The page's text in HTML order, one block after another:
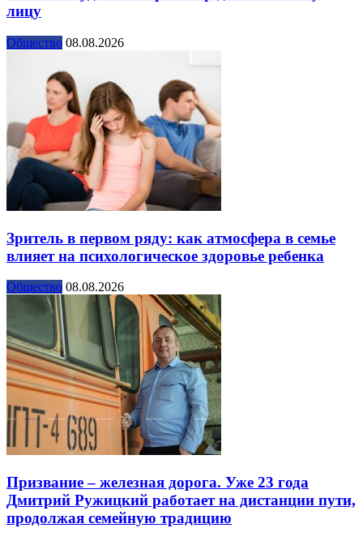
лицу
Общество 08.08.2026
Зритель в первом ряду: как атмосфера в семье
влияет на психологическое здоровье ребенка
Общество 08.08.2026
Призвание – железная дорога. Уже 23 года
Дмитрий Ружицкий работает на дистанции пути,
продолжая семейную традицию